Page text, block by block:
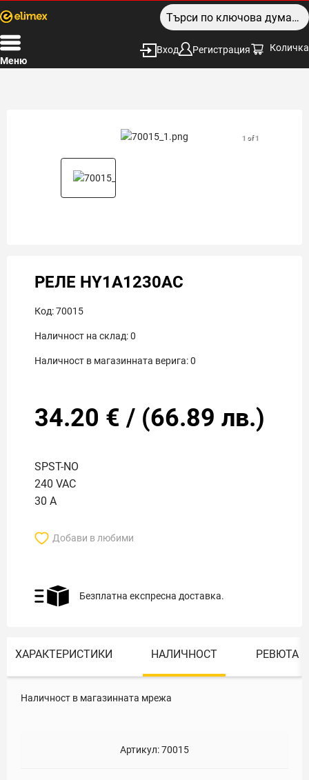
Меню
Вход Регистрация Количка
1 of 1
РЕЛЕ HY1A1230AC
Код:70015
Наличност на склад:0
Наличност в магазинната верига:0
34.20 € / (66.89 лв.)
SPST-NO
240 VAC
30 A
Добави в любими
Безплатна експресна доставка.
ХАРАКТЕРИСТИКИ НАЛИЧНОСТ РЕВЮТА
Наличност в магазинната мрежа
Артикул:70015